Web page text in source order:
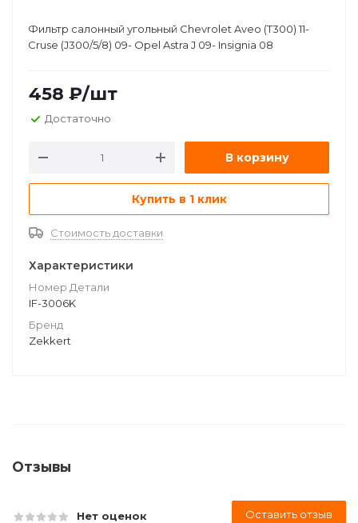
Фильтр салонный угольный Chevrolet Aveo (T300) 11-
Cruse (J300/5/8) 09- Opel Astra J 09- Insignia 08
458 ₽/шт
Достаточно
В корзину
Купить в 1 клик
Стоимость доставки
Характеристики
Номер Детали
IF-3006K
Бренд
Zekkert
Отзывы
Нет оценок Оставить отзыв